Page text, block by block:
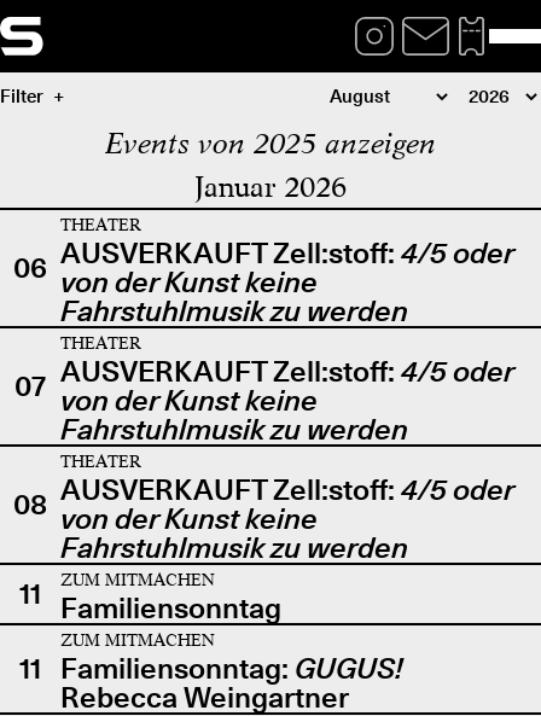
Filter
Events von 2025 anzeigen
Januar 2026
06
THEATER
AUSVERKAUFT Zell:stoff: 4/5 oder
von der Kunst keine
Fahrstuhlmusik zu werden
07
THEATER
AUSVERKAUFT Zell:stoff: 4/5 oder
von der Kunst keine
Fahrstuhlmusik zu werden
08
THEATER
AUSVERKAUFT Zell:stoff: 4/5 oder
von der Kunst keine
Fahrstuhlmusik zu werden
11
ZUM MITMACHEN
Familiensonntag
11
ZUM MITMACHEN
Familiensonntag: GUGUS!
Rebecca Weingartner